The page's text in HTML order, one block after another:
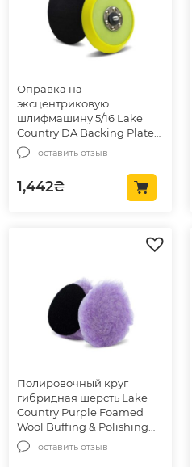
Оправка на
эксцентриковую
шлифмашину 5/16 Lake
Country DA Backing Plates
Yellow Urethane 125мм (43-
125DAR)
оставить отзыв
1,442₴
Полировочный круг
гибридная шерсть Lake
Country Purple Foamed
Wool Buffing & Polishing
76мм (58-423-1)
оставить отзыв